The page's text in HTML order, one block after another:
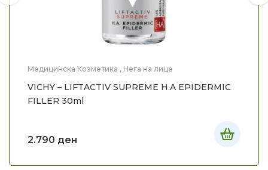
Медицинска Козметика , Нега на лице
VICHY – LIFTACTIV SUPREME H.A EPIDERMIC
FILLER 30ml
2.790 ден